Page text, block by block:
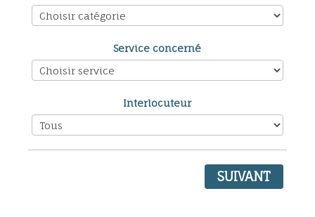
Service concerné
Interlocuteur
SUIVANT